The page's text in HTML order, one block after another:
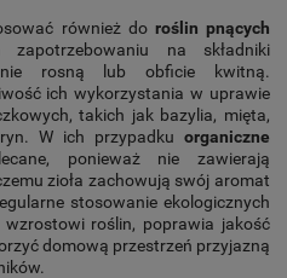
również doroślin pnących
na składniki
rosną lub obficie kwitną.
ich wykorzystania w uprawie
takich jak bazylia, mięta,
W ich przypadku organiczne
ponieważ nie zawierają
zioła zachowują swój aromat
stosowanie ekologicznych
roślin, poprawia jakość
domową przestrzeń przyjazną